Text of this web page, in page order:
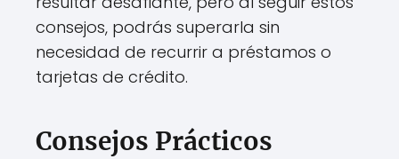
consejos, podrás superarla sin
necesidad de recurrir a préstamos o
tarjetas de crédito.
Consejos Prácticos